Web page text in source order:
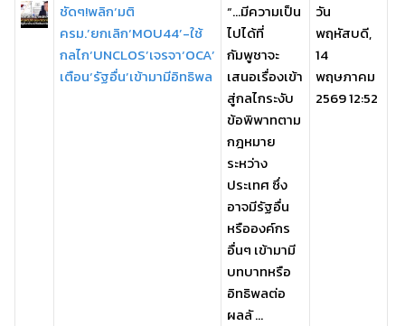
ชัดๆ!พลิก‘มติ
ครม.’ยกเลิก‘MOU44’-ใช้
กลไก‘UNCLOS’เจรจา‘OCA’
เตือน‘รัฐอื่น’เข้ามามีอิทธิพล
“…มีความเป็น
ไปได้ที่
กัมพูชาจะ
เสนอเรื่องเข้า
สู่กลไกระงับ
ข้อพิพาทตาม
กฎหมาย
ระหว่าง
ประเทศ ซึ่ง
อาจมีรัฐอื่น
หรือองค์กร
อื่นๆ เข้ามามี
บทบาทหรือ
อิทธิพลต่อ
ผลลั ...
วัน
พฤหัสบดี,
14
พฤษภาคม
2569 12:52